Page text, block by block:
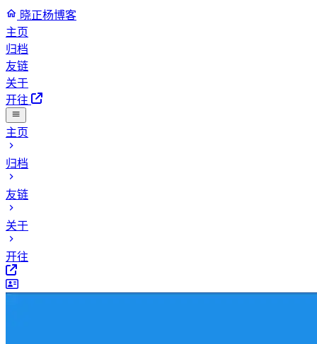
晓正杨博客
主页
归档
友链
关于
开往
主页
归档
友链
关于
开往